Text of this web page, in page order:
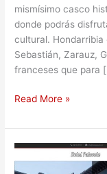
mismísimo casco
donde podrás
cultural.
Sebastián, Zarauz,
franceses que para
Read More »
Estrenamos
nueva